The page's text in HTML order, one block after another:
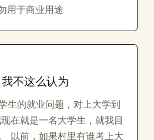
用于商业用途
不这么认为
生的就业问题，对上大学到
在就是一名大学生，就我目
以前，如果村里有谁考上大